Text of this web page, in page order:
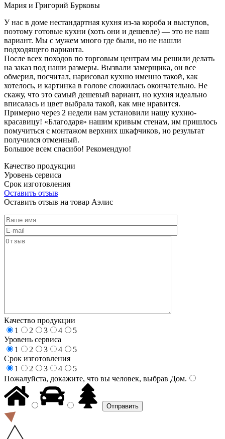
Мария и Григорий Бурковы
У нас в доме нестандартная кухня из-за короба и выступов,
поэтому готовые кухни (хоть они и дешевле) — это не наш
вариант. Мы с мужем много где были, но не нашли
подходящего варианта.
После всех походов по торговым центрам мы решили делать
на заказ под наши размеры. Вызвали замерщика, он все
обмерил, посчитал, нарисовал кухню именно такой, как
хотелось, и картинка в голове сложилась окончательно. Не
скажу, что это самый дешевый вариант, но кухня идеально
вписалась и цвет выбрала такой, как мне нравится.
Примерно через 2 недели нам установили нашу кухню-
красавицу! «Благодаря» нашим кривым стенам, им пришлось
помучиться с монтажом верхних шкафчиков, но результат
получился отменный.
Большое всем спасибо! Рекомендую!
Качество продукции
Уровень сервиса
Срок изготовления
Оставить отзыв
Оставить отзыв на товар Аэлис
Качество продукции
1
2 3 4
5
Уровень сервиса
1
2 3 4
5
Срок изготовления
1
2 3 4
5
Пожалуйста, докажите, что вы человек, выбрав Дом.